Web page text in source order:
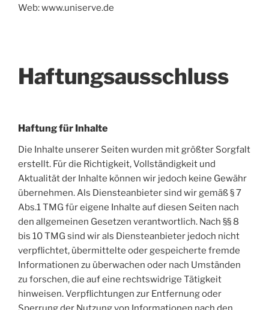
Web: www.uniserve.de
Haftungsausschluss
Haftung für Inhalte
Die Inhalte unserer Seiten wurden mit größter Sorgfalt
erstellt. Für die Richtigkeit, Vollständigkeit und
Aktualität der Inhalte können wir jedoch keine Gewähr
übernehmen. Als Diensteanbieter sind wir gemäß § 7
Abs.1 TMG für eigene Inhalte auf diesen Seiten nach
den allgemeinen Gesetzen verantwortlich. Nach §§ 8
bis 10 TMG sind wir als Diensteanbieter jedoch nicht
verpflichtet, übermittelte oder gespeicherte fremde
Informationen zu überwachen oder nach Umständen
zu forschen, die auf eine rechtswidrige Tätigkeit
hinweisen. Verpflichtungen zur Entfernung oder